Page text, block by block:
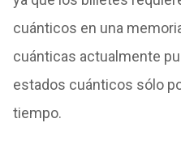
cuánticos en una
cuánticas actualmente
estados cuánticos sólo
tiempo.